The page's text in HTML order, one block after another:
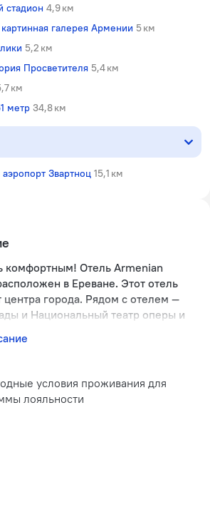
стадион 4,9 км
картинная галерея Армении 5 км
5,2 км
Просветителя 5,4 км
км
метр 34,8 км
Звартноц 15,1 км
комфортным! Отель Armenian
в Ереване. Этот отель
центра города. Рядом с отелем —
и Национальный театр оперы и
условия проживания для
лояльности